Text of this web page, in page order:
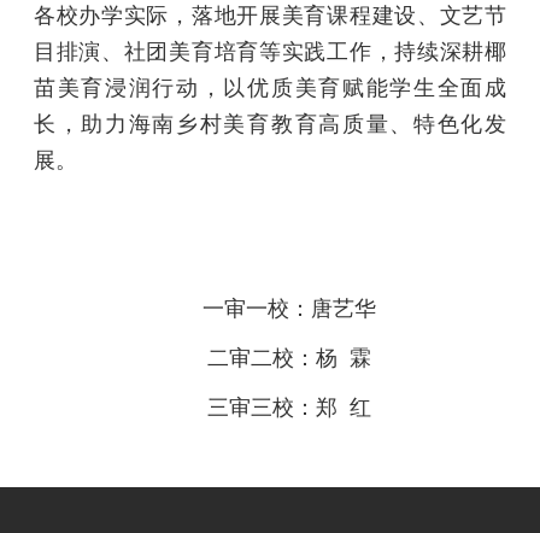
各校办学实际，落地开展美育课程建设、文艺节
目排演、社团美育培育等实践工作，持续深耕椰
苗美育浸润行动，以优质美育赋能学生全面成
长，助力海南乡村美育教育高质量、特色化发
展。
一审一校：唐艺华
二审二校：杨 霖
三审三校：郑 红